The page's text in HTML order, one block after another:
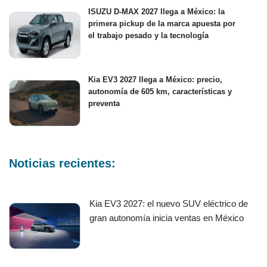
ISUZU D-MAX 2027 llega a México: la
primera pickup de la marca apuesta por
el trabajo pesado y la tecnología
Kia EV3 2027 llega a México: precio,
autonomía de 605 km, características y
preventa
Noticias recientes:
Kia EV3 2027: el nuevo SUV eléctrico de
gran autonomía inicia ventas en México